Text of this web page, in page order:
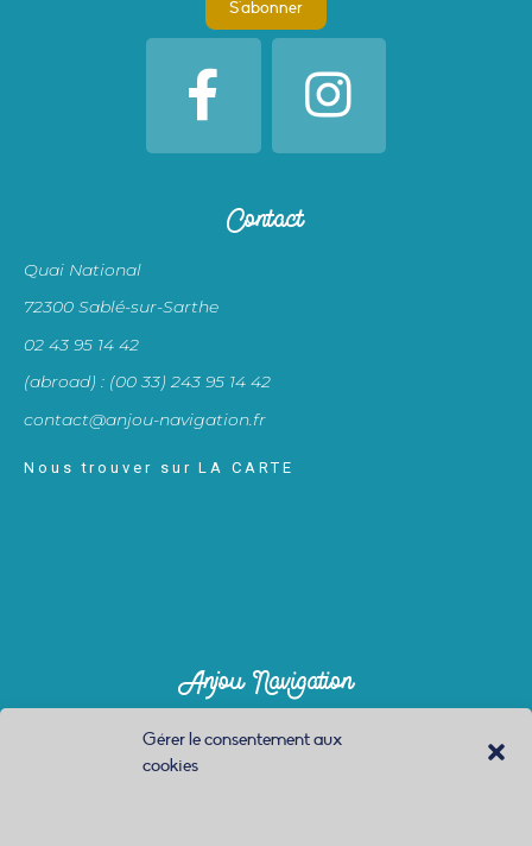
Gérer le consentement aux
cookies
Contact
Quai National
72300 Sablé-sur-Sarthe
02 43 95 14 42
(abroad) : (00 33) 243 95 14 42
contact@anjou-navigation.fr
Nous trouver sur LA CARTE
Anjou Navigation
À propos